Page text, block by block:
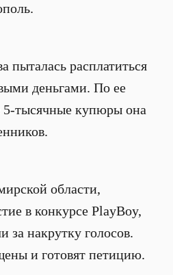
пыталась расплатиться
деньгами. По ее
5-тысячные купюры она
области,
в конкурсе PlayBoy,
за накрутку голосов.
и готовят петицию.